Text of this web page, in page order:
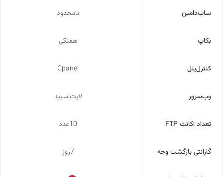
ساب‌دامین
بکاپ
کنترل‌پنل
وب‌سرور
تعداد اکانت FTP
گارانتی بازگشت وجه
نامحدود
هفتگی
Cpanel
لایت‌اسپید
10عدد
7روز